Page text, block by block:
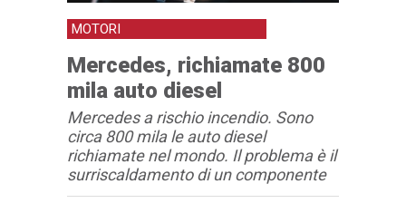
MOTORI
Mercedes, richiamate 800
mila auto diesel
Mercedes a rischio incendio. Sono
circa 800 mila le auto diesel
richiamate nel mondo. Il problema è il
surriscaldamento di un componente